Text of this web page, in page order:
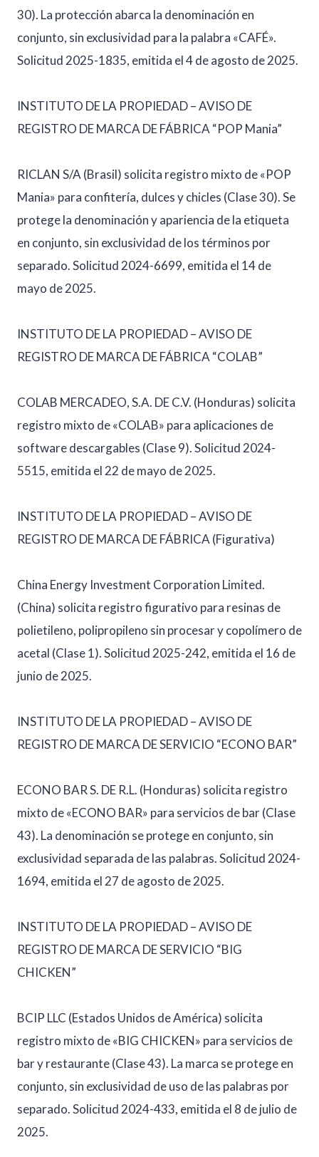
30). La protección abarca la denominación en
conjunto, sin exclusividad para la palabra «CAFÉ».
Solicitud 2025-1835, emitida el 4 de agosto de 2025.
INSTITUTO DE LA PROPIEDAD – AVISO DE
REGISTRO DE MARCA DE FÁBRICA “POP Mania”
RICLAN S/A (Brasil) solicita registro mixto de «POP
Mania» para confitería, dulces y chicles (Clase 30). Se
protege la denominación y apariencia de la etiqueta
en conjunto, sin exclusividad de los términos por
separado. Solicitud 2024-6699, emitida el 14 de
mayo de 2025.
INSTITUTO DE LA PROPIEDAD – AVISO DE
REGISTRO DE MARCA DE FÁBRICA “COLAB”
COLAB MERCADEO, S.A. DE C.V. (Honduras) solicita
registro mixto de «COLAB» para aplicaciones de
software descargables (Clase 9). Solicitud 2024-
5515, emitida el 22 de mayo de 2025.
INSTITUTO DE LA PROPIEDAD – AVISO DE
REGISTRO DE MARCA DE FÁBRICA (Figurativa)
China Energy Investment Corporation Limited.
(China) solicita registro figurativo para resinas de
polietileno, polipropileno sin procesar y copolímero de
acetal (Clase 1). Solicitud 2025-242, emitida el 16 de
junio de 2025.
INSTITUTO DE LA PROPIEDAD – AVISO DE
REGISTRO DE MARCA DE SERVICIO “ECONO BAR”
ECONO BAR S. DE R.L. (Honduras) solicita registro
mixto de «ECONO BAR» para servicios de bar (Clase
43). La denominación se protege en conjunto, sin
exclusividad separada de las palabras. Solicitud 2024-
1694, emitida el 27 de agosto de 2025.
INSTITUTO DE LA PROPIEDAD – AVISO DE
REGISTRO DE MARCA DE SERVICIO “BIG
CHICKEN”
BCIP LLC (Estados Unidos de América) solicita
registro mixto de «BIG CHICKEN» para servicios de
bar y restaurante (Clase 43). La marca se protege en
conjunto, sin exclusividad de uso de las palabras por
separado. Solicitud 2024-433, emitida el 8 de julio de
2025.